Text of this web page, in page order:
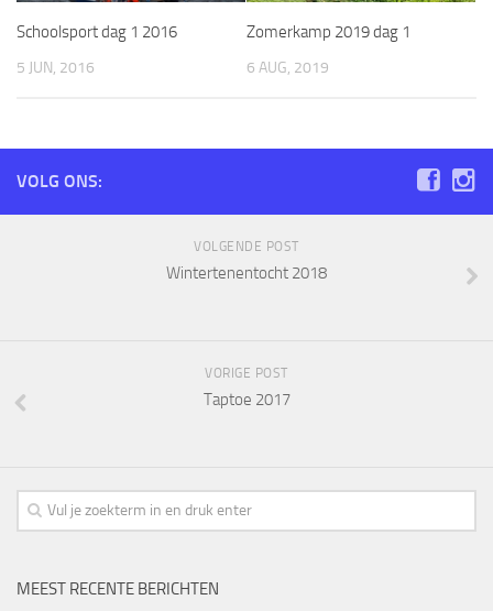
Schoolsport dag 1 2016
5 JUN, 2016
Zomerkamp 2019 dag 1
6 AUG, 2019
VOLG ONS:
VOLGENDE POST
Wintertenentocht 2018
VORIGE POST
Taptoe 2017
MEEST RECENTE BERICHTEN